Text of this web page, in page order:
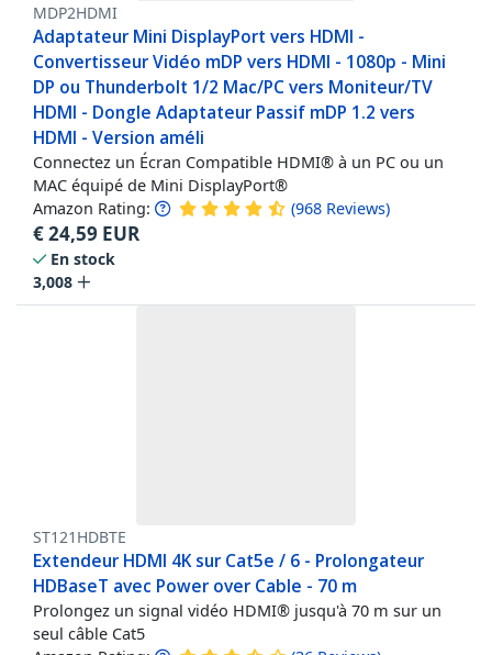
MDP2HDMI
Adaptateur Mini DisplayPort vers HDMI -
Convertisseur Vidéo mDP vers HDMI - 1080p - Mini
DP ou Thunderbolt 1/2 Mac/PC vers Moniteur/TV
HDMI - Dongle Adaptateur Passif mDP 1.2 vers
HDMI - Version améli
Connectez un Écran Compatible HDMI® à un PC ou un
MAC équipé de Mini DisplayPort®
Amazon Rating: (968 Reviews)
€24,59 EUR
En stock
3,008
ST121HDBTE
Extendeur HDMI 4K sur Cat5e / 6 - Prolongateur
HDBaseT avec Power over Cable - 70 m
Prolongez un signal vidéo HDMI® jusqu'à 70 m sur un
seul câble Cat5